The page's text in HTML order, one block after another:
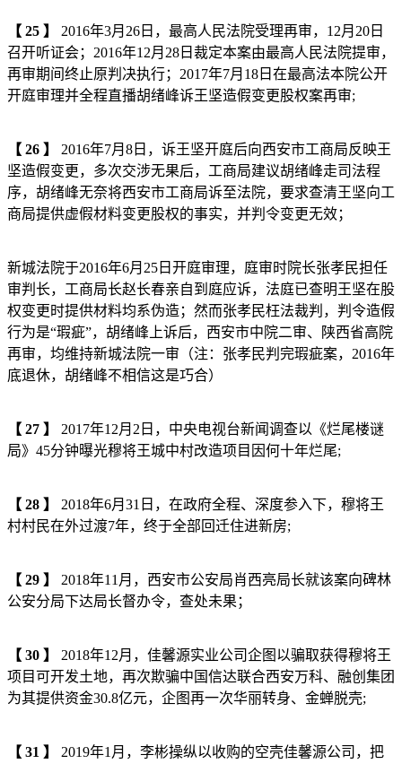
【 25 】
2016年3月26日，最高人民法院受理再审，12月20日
召开听证会；2016年12月28日裁定本案由最高人民法院提审，
再审期间终止原判决执行；2017年7月18日在最高法本院公开
开庭审理并全程直播胡绪峰诉王坚造假变更股权案再审;
【 26 】
2016年7月8日，诉王坚开庭后向西安市工商局反映王
坚造假变更，多次交涉无果后，工商局建议胡绪峰走司法程
序，胡绪峰无奈将西安市工商局诉至法院，要求查清王坚向工
商局提供虚假材料变更股权的事实，并判令变更无效；
新城法院于2016年6月25日开庭审理，庭审时院长张孝民担任
审判长，工商局长赵长春亲自到庭应诉，法庭已查明王坚在股
权变更时提供材料均系伪造；然而张孝民枉法裁判，判令造假
行为是“瑕疵”，胡绪峰上诉后，西安市中院二审、陕西省高院
再审，均维持新城法院一审（注：张孝民判完瑕疵案，2016年
底退休，胡绪峰不相信这是巧合）
【 27 】
2017年12月2日，中央电视台新闻调查以《烂尾楼谜
局》45分钟曝光穆将王城中村改造项目因何十年烂尾;
【 28 】
2018年6月31日，在政府全程、深度参入下，穆将王
村村民在外过渡7年，终于全部回迁住进新房;
【 29 】
2018年11月，西安市公安局肖西亮局长就该案向碑林
公安分局下达局长督办令，查处未果；
【 30 】
2018年12月，佳馨源实业公司企图以骗取获得穆将王
项目可开发土地，再次欺骗中国信达联合西安万科、融创集团
为其提供资金30.8亿元，企图再一次华丽转身、金蝉脱壳;
【 31 】
2019年1月，李彬操纵以收购的空壳佳馨源公司，把